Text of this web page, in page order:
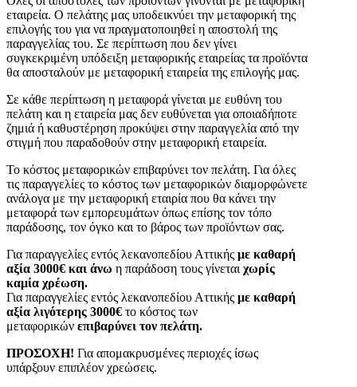
εταιρεία. Ο πελάτης μας υποδεικνύει την μεταφορική της
επιλογής του για να πραγματοποιηθεί η αποστολή της
παραγγελίας του. Σε περίπτωση που δεν γίνει
συγκεκριμένη υπόδειξη μεταφορικής εταιρείας τα προϊόντα
θα αποσταλούν με μεταφορική εταιρεία της επιλογής μας.
Σε κάθε περίπτωση η μεταφορά γίνεται με ευθύνη του
πελάτη και η εταιρεία μας δεν ευθύνεται για οποιαδήποτε
ζημιά ή καθυστέρηση προκύψει στην παραγγελία από την
στιγμή που παραδοθούν στην μεταφορική εταιρεία.
Το κόστος μεταφορικών επιβαρύνει τον πελάτη. Για όλες
τις παραγγελίες το κόστος των μεταφορικών διαμορφώνετε
ανάλογα με την μεταφορική εταιρία που θα κάνει την
μεταφορά των εμπορευμάτων όπως επίσης τον τόπο
παράδοσης, τον όγκο και το βάρος των προϊόντων σας.
Για παραγγελίες εντός λεκανοπεδίου Αττικής με καθαρή
αξία 3000€ και άνω η παράδοση τους γίνεται χωρίς
καμία χρέωση.
Για παραγγελίες εντός λεκανοπεδίου Αττικής με καθαρή
αξία λιγότερης 3000€ το κόστος των
μεταφορικών επιβαρύνει τον πελάτη.
ΠΡΟΣΟΧΗ! Για απομακρυσμένες περιοχές ίσως
υπάρξουν επιπλέον χρεώσεις.